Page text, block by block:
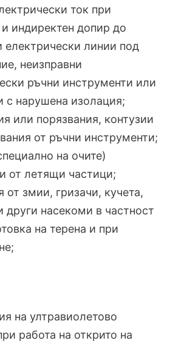
ток при
индиректен допир до
електрически линии под
неизправни
ръчни инструменти или
с нарушена изолация;
или порязвания, контузии
от ръчни инструменти;
на очите)
от летящи частици;
от змии, гризачи, кучета,
други насекоми в частност
на терена и при
на ултравиолетово
работа на открито на